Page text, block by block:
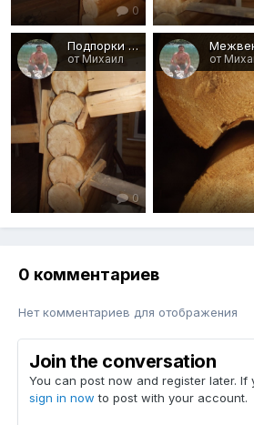
0
Подпорки к вываливающейся стене
от Михаил
0
от
0 комментариев
Нет комментариев для отображения
Join the conversation
You can post now and register later. If
sign in now to post with your account.